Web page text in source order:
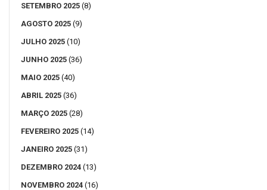
SETEMBRO 2025 (8)
AGOSTO 2025 (9)
JULHO 2025 (10)
JUNHO 2025 (36)
MAIO 2025 (40)
ABRIL 2025 (36)
MARÇO 2025 (28)
FEVEREIRO 2025 (14)
JANEIRO 2025 (31)
DEZEMBRO 2024 (13)
NOVEMBRO 2024 (16)